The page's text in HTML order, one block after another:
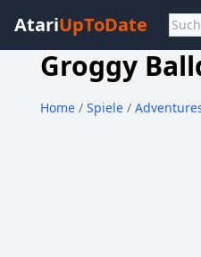
AtariUpToDate
Groggy
Home/ Spiele /